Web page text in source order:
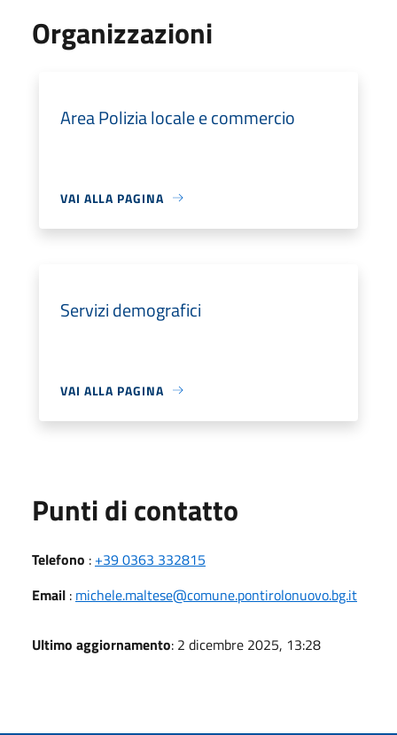
Organizzazioni
Area Polizia locale e commercio
VAI ALLA PAGINA
Servizi demografici
VAI ALLA PAGINA
Punti di contatto
Telefono : +39 0363 332815
Email : michele.maltese@comune.pontirolonuovo.bg.it
Ultimo aggiornamento: 2 dicembre 2025, 13:28